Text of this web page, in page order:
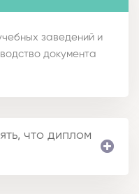
заведений и
документа
что диплом